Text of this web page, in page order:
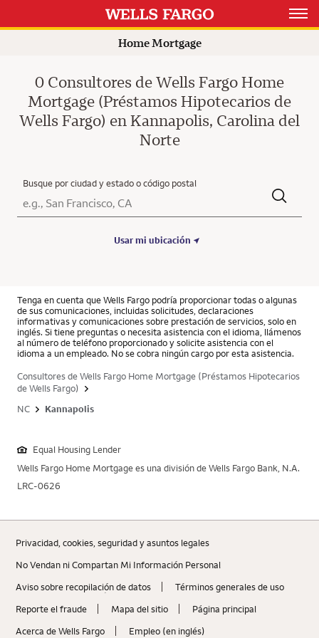
Open
Home Mortgage
0 Consultores de Wells Fargo Home
Mortgage (Préstamos Hipotecarios de
Wells Fargo) en Kannapolis, Carolina del
Norte
Busque por ciudad y estado o código postal
Ciudad, Estado/Provincia, Código postal o Ciudad y País
Submit a search.
Usar mi ubicación
Tenga en cuenta que Wells Fargo podría proporcionar todas o algunas
de sus comunicaciones, incluidas solicitudes, declaraciones
informativas y comunicaciones sobre prestación de servicios, solo en
inglés. Si tiene preguntas o necesita asistencia con el idioma, llámenos
al número de teléfono proporcionado y solicite asistencia con el
idioma a un empleado. No se cobra ningún cargo por esta asistencia.
Consultores de Wells Fargo Home Mortgage (Préstamos Hipotecarios
de Wells Fargo)
NC
Kannapolis
Equal Housing Lender
Wells Fargo Home Mortgage es una división de Wells Fargo Bank, N.A.
LRC-0626
Privacidad, cookies, seguridad y asuntos legales
No Vendan ni Compartan Mi Información Personal
Aviso sobre recopilaciؚón de datos
Términos generales de uso
Reporte el fraude
Mapa del sitio
Página principal
Acerca de Wells Fargo
Empleo (en inglés)